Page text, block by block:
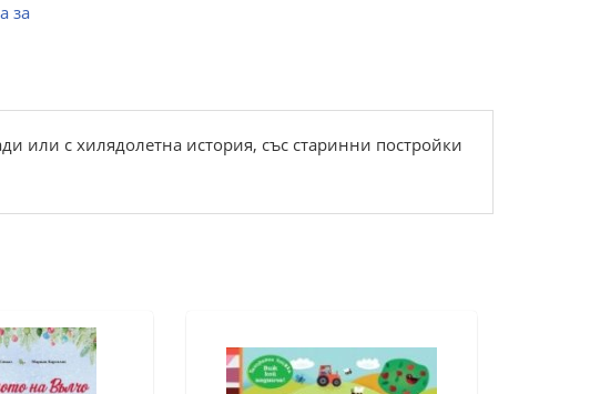
за
или с хилядолетна история, със старинни постройки